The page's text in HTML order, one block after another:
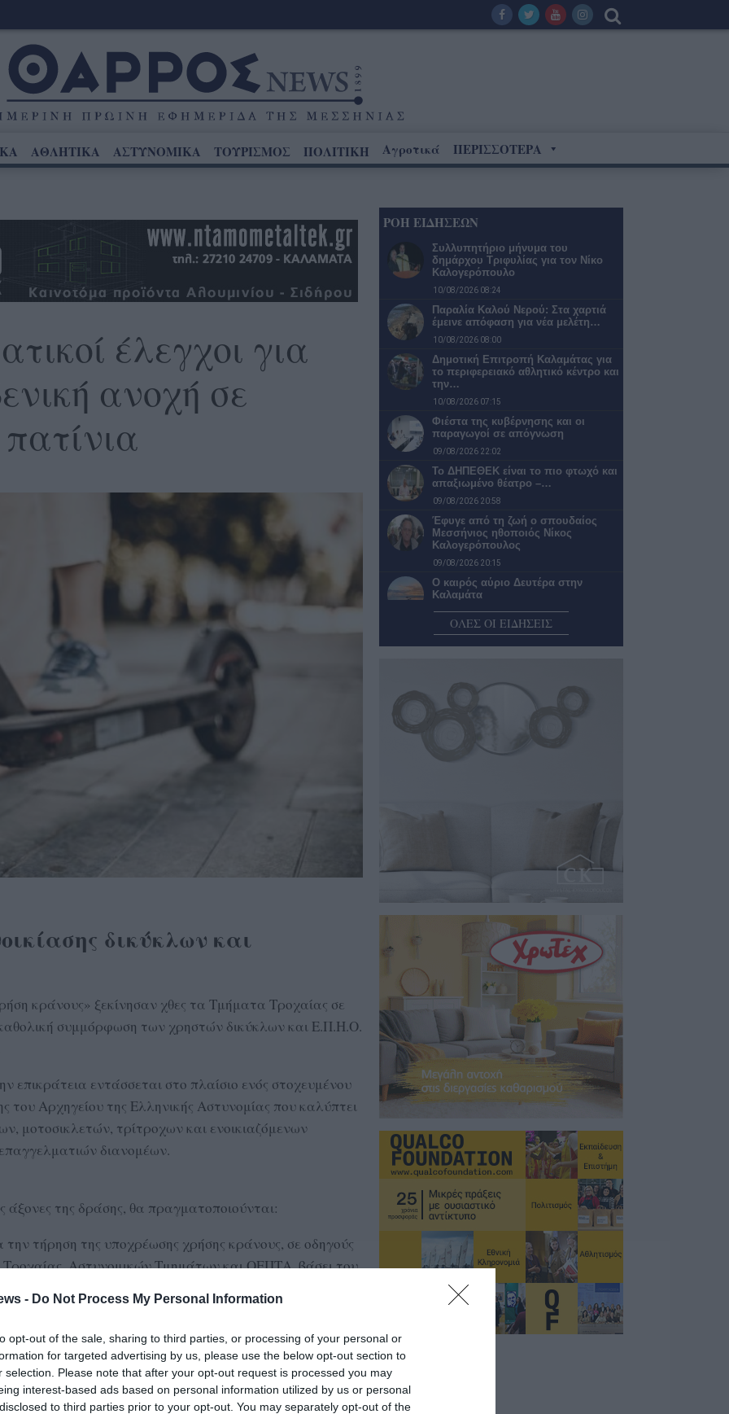
- Do Not Process My Personal Information
opt-out of the sale, sharing to third parties, or processing of your personal or
for targeted advertising by us, please use the below opt-out section to
selection. Please note that after your opt-out request is processed you may
interest-based ads based on personal information utilized by us or personal
to third parties prior to your opt-out. You may separately opt-out of the
ΑΘΛΗΤΙΚΑ ΑΣΤΥΝΟΜΙΚΑ ΤΟΥΡΙΣΜΟΣ ΠΟΛΙΤΙΚΗ Αγροτικά ΠΕΡΙΣΣΟΤΕΡΑ
έλεγχοι για
ανοχή σε
δικύκλων και
κράνους» ξεκίνησαν χθες τα Τμήματα Τροχαίας σε
συμμόρφωση των χρηστών δικύκλων και Ε.Π.Η.Ο.
επικράτεια εντάσσεται στο πλαίσιο ενός στοχευμένου
του Αρχηγείου της Ελληνικής Αστυνομίας που καλύπτει
μοτοσικλετών, τρίτροχων και ενοικιαζόμενων
διανομέων.
άξονες της δράσης, θα πραγματοποιούνται:
την τήρηση της υποχρέωσης χρήσης κράνους, σε οδηγούς
Τροχαίας, Αστυνομικών Τμημάτων και ΟΕΠΤΑ, βάσει του
δικύκλων και σε εργοδότες στον τομέα των διανομών,
με την κείμενη εργατική και διοικητική
ΡΟΗ ΕΙΔΗΣΕΩΝ
Συλλυπητήριο μήνυμα του
δημάρχου Τριφυλίας για τον Νίκο
Καλογερόπουλο
10/08/2026 08:24
Παραλία Καλού Νερού: Στα χαρτιά
έμεινε απόφαση για νέα μελέτη…
10/08/2026 08:00
Δημοτική Επιτροπή Καλαμάτας για
το περιφερειακό αθλητικό κέντρο και
την…
10/08/2026 07:15
Φιέστα της κυβέρνησης και οι
παραγωγοί σε απόγνωση
09/08/2026 22:02
Το ΔΗΠΕΘΕΚ είναι το πιο φτωχό και
απαξιωμένο θέατρο –…
09/08/2026 20:58
Έφυγε από τη ζωή ο σπουδαίος
Μεσσήνιος ηθοποιός Νίκος
Καλογερόπουλος
09/08/2026 20:15
Ο καιρός αύριο Δευτέρα στην
Καλαμάτα
09/08/2026 20:00
Έπεσαν σε μπλόκο στην Αγ. Σιών,
δε σταμάτησαν, αλλά κατέληξαν…
Οι μικρές επιχειρήσεις περιμένουν
τη ΔΕΘ, αλλά η τιμολόγηση αλλάζει
09/08/2026 17:53
ΟΛΕΣ ΟΙ ΕΙΔΗΣΕΙΣ